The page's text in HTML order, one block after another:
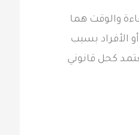
المملكة 2030، أصبحت الكفاءة والوقت هما
الأفراد بسبب
كحل قانوني